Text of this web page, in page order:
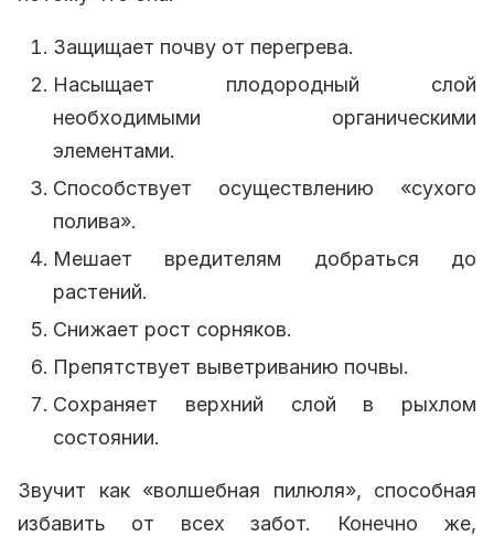
Защищает почву от перегрева.
Насыщает плодородный слой
необходимыми органическими
элементами.
Способствует осуществлению «сухого
полива».
Мешает вредителям добраться до
растений.
Снижает рост сорняков.
Препятствует выветриванию почвы.
Сохраняет верхний слой в рыхлом
состоянии.
Звучит как «волшебная пилюля», способная
избавить от всех забот. Конечно же,